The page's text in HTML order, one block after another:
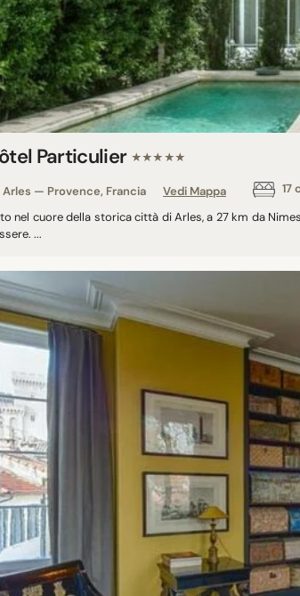
Particulier ★★★★★
Arles — Provence, Francia Vedi Mappa 17
nel cuore della storica città di Arles, a 27 km da
...